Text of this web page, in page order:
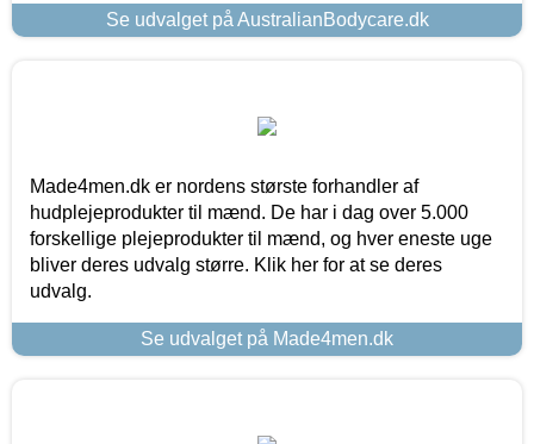
Se udvalget på AustralianBodycare.dk
Made4men.dk er nordens største forhandler af
hudplejeprodukter til mænd. De har i dag over 5.000
forskellige plejeprodukter til mænd, og hver eneste uge
bliver deres udvalg større. Klik her for at se deres
udvalg.
Se udvalget på Made4men.dk